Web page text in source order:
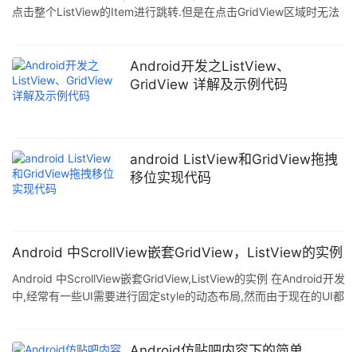
点击整个ListView的Item进行跳转.但是在点击GridView区域时无法
android:descendantFocusability="blocksDescendants" 2.在
Adapter中添加 holder.mGridView.setClickable(false); h
Android开发之ListView、
GridView 详解及示例代码
android ListView和GridView拖拽
移位实现代码
Android 中ScrollView嵌套GridView，ListView的实例
Android 中ScrollView嵌套GridView,ListView的实例 在Android开发
中,经常有一些UI需要进行固定style的动态布局,然而由于现在的UI都
列表控件显示不完全 原因是嵌套情况下,ScrollView不能正确的计算